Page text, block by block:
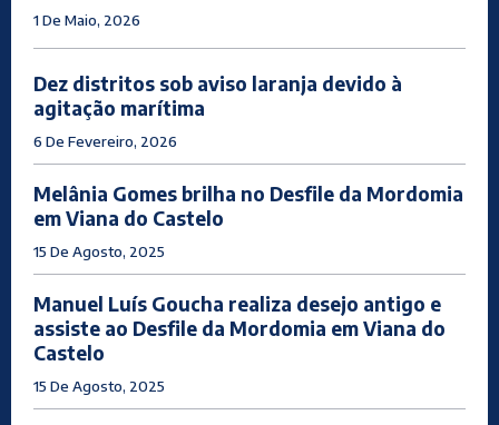
1 De Maio, 2026
Dez distritos sob aviso laranja devido à
agitação marítima
6 De Fevereiro, 2026
Melânia Gomes brilha no Desfile da Mordomia
em Viana do Castelo
15 De Agosto, 2025
Manuel Luís Goucha realiza desejo antigo e
assiste ao Desfile da Mordomia em Viana do
Castelo
15 De Agosto, 2025